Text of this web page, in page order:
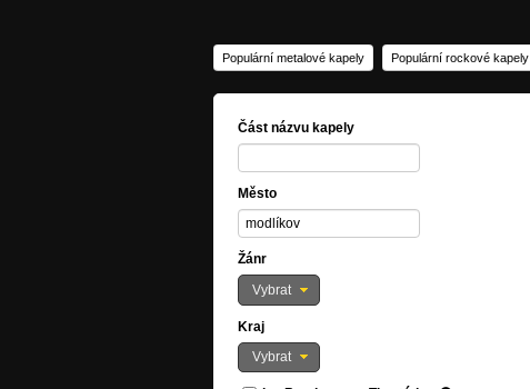
Populární metalové kapely Populární rockové kapely
Část názvu kapely
Město
Žánr
Vybrat
Kraj
Vybrat